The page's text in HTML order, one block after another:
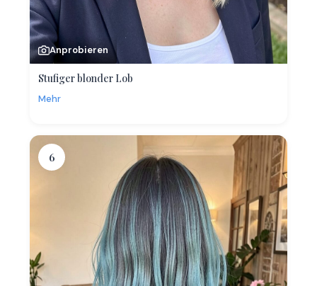
Anprobieren
Stufiger blonder Lob
Mehr
6